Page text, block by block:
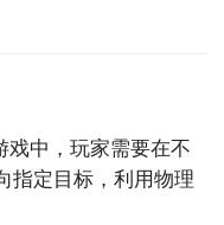
中，玩家需要在不
指定目标，利用物理